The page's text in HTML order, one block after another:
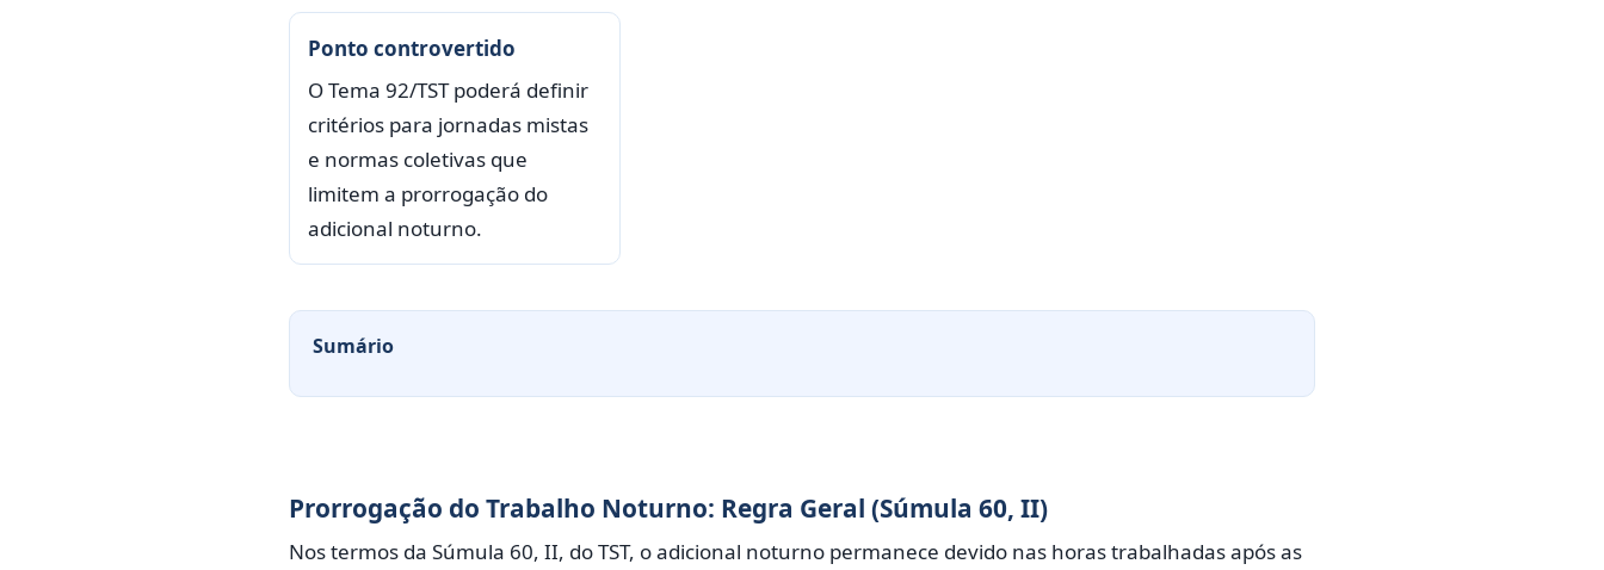
Ponto controvertido
O Tema 92/TST poderá definir
critérios para jornadas mistas
e normas coletivas que
limitem a prorrogação do
adicional noturno.
Sumário
Prorrogação do Trabalho Noturno: Regra Geral (Súmula 60, II)
Nos termos da Súmula 60, II, do TST, o adicional noturno permanece devido nas horas trabalhadas após as